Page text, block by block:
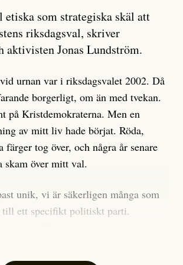
inte, som ETC påstår, ”vad som
är rykten”, utan den bidrar bara till
Det finns inte ett enda bevis
är en infiltratör. Det som läsaren
har ändrat sina politiska åsikter
har raderat tidigare innehåll på sina
artikelns författare inte förstår sig
och att det tydligen finns
rörelsen som säger saker som
att titta närmare på personen,
detta är tillräckligt för att hänga ut
etiska som strategiska skäl att
riksdagsval, skriver
aktivisten Jonas Lundström.
urnan var i riksdagsvalet 2002. Då
borgerligt, om än med tvekan.
på Kristdemokraterna. Men en
av mitt liv hade börjat. Röda,
färger tog över, och några år senare
skam över mitt val.
unik, vi är säkerligen många som
till ett specifikt politiskt parti.